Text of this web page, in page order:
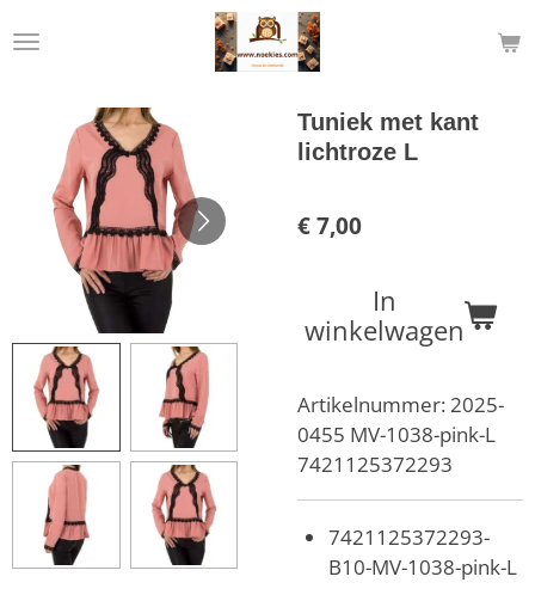
direct
hoofdinhoud
Tuniek met kant
lichtroze L
€ 7,00
In
winkelwagen
Artikelnummer:2025-
0455 MV-1038-pink-L
7421125372293
7421125372293-
B10-MV-1038-pink-L